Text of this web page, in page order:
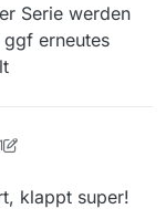
Serie werden
erneutes
klappt super!